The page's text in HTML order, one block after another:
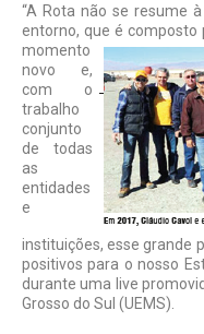
“A Rota não se resume
entorno, que é composto
momento
novo e,
com o
trabalho
conjunto
de todas
as
entidades
e
instituições, esse grande
positivos para o nosso
durante uma live
Grosso do Sul (UEMS).